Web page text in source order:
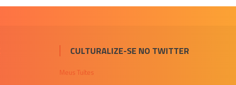
CULTURALIZE-SE NO TWITTER
Meus Tuítes